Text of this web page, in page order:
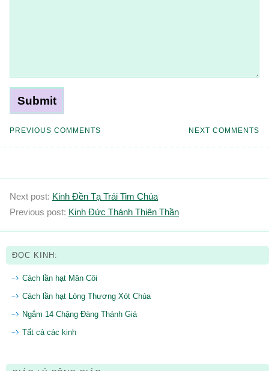
NEXT COMMENTS
PREVIOUS COMMENTS
Next post: Kinh Đền Tạ Trái Tim Chúa
Previous post: Kinh Đức Thánh Thiên Thần
ĐỌC KINH:
Cách lần hạt Mân Côi
Cách lần hạt Lòng Thương Xót Chúa
Ngắm 14 Chặng Đàng Thánh Giá
Tất cả các kinh